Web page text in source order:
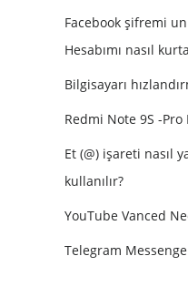
Facebook şifremi
Hesabımı nasıl
Bilgisayarı
Redmi Note 9S -
Et (@) işareti nasıl
kullanılır?
YouTube Vanced
Telegram